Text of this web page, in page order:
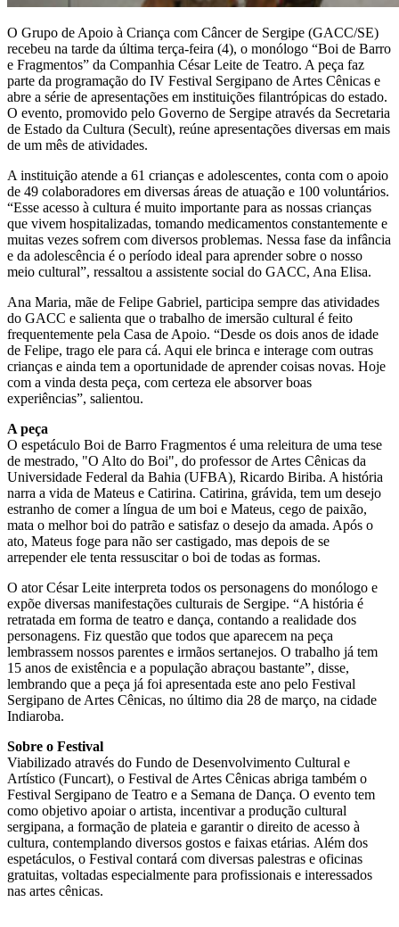
O Grupo de Apoio à Criança com Câncer de Sergipe (GACC/SE)
recebeu na tarde da última terça-feira (4), o monólogo “Boi de Barro
e Fragmentos” da Companhia César Leite de Teatro. A peça faz
parte da programação do IV Festival Sergipano de Artes Cênicas e
abre a série de apresentações em instituições filantrópicas do estado.
O evento, promovido pelo Governo de Sergipe através da Secretaria
de Estado da Cultura (Secult), reúne apresentações diversas em mais
de um mês de atividades.
A instituição atende a 61 crianças e adolescentes, conta com o apoio
de 49 colaboradores em diversas áreas de atuação e 100 voluntários.
“Esse acesso à cultura é muito importante para as nossas crianças
que vivem hospitalizadas, tomando medicamentos constantemente e
muitas vezes sofrem com diversos problemas. Nessa fase da infância
e da adolescência é o período ideal para aprender sobre o nosso
meio cultural”, ressaltou a assistente social do GACC, Ana Elisa.
Ana Maria, mãe de Felipe Gabriel, participa sempre das atividades
do GACC e salienta que o trabalho de imersão cultural é feito
frequentemente pela Casa de Apoio. “Desde os dois anos de idade
de Felipe, trago ele para cá. Aqui ele brinca e interage com outras
crianças e ainda tem a oportunidade de aprender coisas novas. Hoje
com a vinda desta peça, com certeza ele absorver boas
experiências”, salientou.
A peça
O espetáculo Boi de Barro Fragmentos é uma releitura de uma tese
de mestrado, "O Alto do Boi", do professor de Artes Cênicas da
Universidade Federal da Bahia (UFBA), Ricardo Biriba. A história
narra a vida de Mateus e Catirina. Catirina, grávida, tem um desejo
estranho de comer a língua de um boi e Mateus, cego de paixão,
mata o melhor boi do patrão e satisfaz o desejo da amada. Após o
ato, Mateus foge para não ser castigado, mas depois de se
arrepender ele tenta ressuscitar o boi de todas as formas.
O ator César Leite interpreta todos os personagens do monólogo e
expõe diversas manifestações culturais de Sergipe. “A história é
retratada em forma de teatro e dança, contando a realidade dos
personagens. Fiz questão que todos que aparecem na peça
lembrassem nossos parentes e irmãos sertanejos. O trabalho já tem
15 anos de existência e a população abraçou bastante”, disse,
lembrando que a peça já foi apresentada este ano pelo Festival
Sergipano de Artes Cênicas, no último dia 28 de março, na cidade
Indiaroba.
Sobre o Festival
Viabilizado através do Fundo de Desenvolvimento Cultural e
Artístico (Funcart), o Festival de Artes Cênicas abriga também o
Festival Sergipano de Teatro e a Semana de Dança. O evento tem
como objetivo apoiar o artista, incentivar a produção cultural
sergipana, a formação de plateia e garantir o direito de acesso à
cultura, contemplando diversos gostos e faixas etárias. Além dos
espetáculos, o Festival contará com diversas palestras e oficinas
gratuitas, voltadas especialmente para profissionais e interessados
nas artes cênicas.